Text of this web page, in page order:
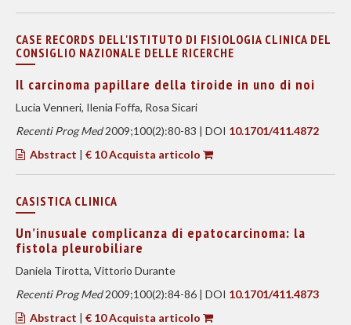
CASE RECORDS DELL'ISTITUTO DI FISIOLOGIA CLINICA DEL
CONSIGLIO NAZIONALE DELLE RICERCHE
Il carcinoma papillare della tiroide in uno di noi
Lucia Venneri, Ilenia Foffa, Rosa Sicari
Recenti Prog Med2009;100(2):80-83 | DOI 10.1701/411.4872
Abstract | € 10 Acquista articolo
CASISTICA CLINICA
Un’inusuale complicanza di epatocarcinoma: la
fistola pleurobiliare
Daniela Tirotta, Vittorio Durante
Recenti Prog Med2009;100(2):84-86 | DOI 10.1701/411.4873
Abstract | € 10 Acquista articolo